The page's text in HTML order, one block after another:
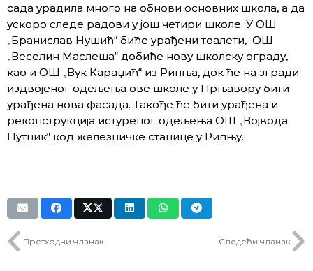
сада урадила много на обнови основних школа, а да
ускоро следе радови у још четири школе. У ОШ
„Бранислав Нушић“ биће урађени тоалети, ОШ
„Веселин Маслеша“ добиће нову школску ограду,
као и ОШ „Вук Караџић“ из Рипња, док ће на згради
издвојеног одељења ове школе у Прњавору бити
урађена нова фасада. Такође ће бити урађена и
реконструкција истуреног одељења ОШ „Војвода
Путник“ код железничке станице у Рипњу.
Претходни чланак Следећи чланак